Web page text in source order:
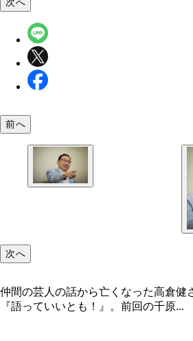
前へ
次へ
仲間の芸人の話から亡くなった高倉健
『語っていいとも！』。前回の千原...